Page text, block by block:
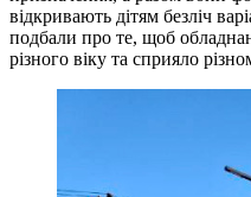
відкривають дітям безліч
подбали про те, щоб
різного віку та сприяло